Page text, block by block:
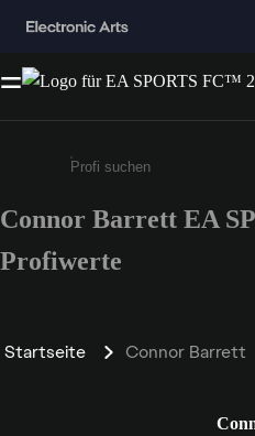
Gib mindestens 3
Connor Barrett EA
Profiwerte
Startseite Connor Barrett